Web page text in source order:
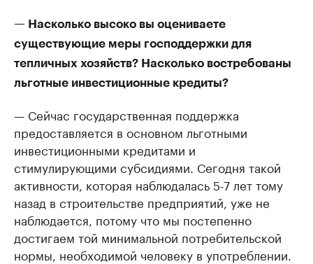
— Насколько высоко вы оцениваете
существующие меры господдержки для
тепличных хозяйств? Насколько востребованы
льготные инвестиционные кредиты?
— Сейчас государственная поддержка
предоставляется в основном льготными
инвестиционными кредитами и
стимулирующими субсидиями. Сегодня такой
активности, которая наблюдалась 5-7 лет тому
назад в строительстве предприятий, уже не
наблюдается, потому что мы постепенно
достигаем той минимальной потребительской
нормы, необходимой человеку в употреблении.